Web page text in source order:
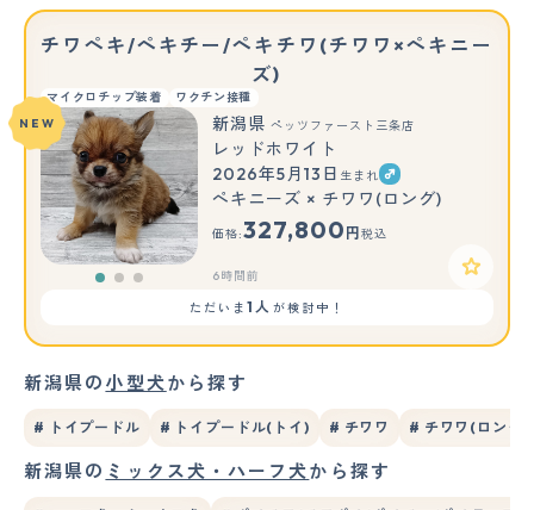
チワペキ/ペキチー/ペキチワ(チワワ×ペキニー
ズ)
マイクロチップ装着 ワクチン接種
もっと見る
NEW 新潟県 ペッツファースト三条店
レッドホワイト
2026年5月13日 生まれ
ペキニーズ × チワワ(ロング)
価格:327,800 円 税込
6時間前
ただいま1人 が検討中！
新潟県の 小型犬から探す
# トイプードル # トイプードル(トイ) # チワワ # チワワ(ロング)
新潟県の ミックス犬・ハーフ犬から探す